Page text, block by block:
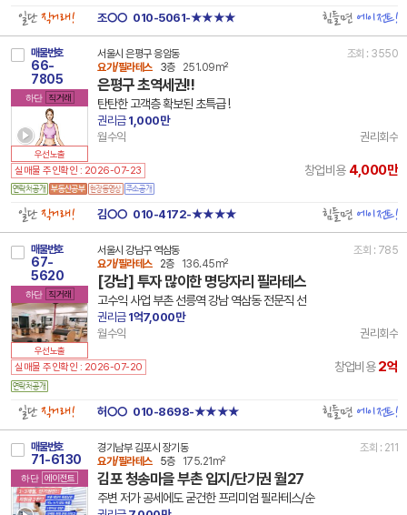
일단직거래! 조○○ 010-5061-★★★★ 힘들면에이전트!
매물번호
66-
7805
하단 직거래
우선노출
서울시 은평구 응암동
조회 : 3550
요가/필라테스
3층 251.09m²
은평구 초역세권!!
탄탄한 고객층 확보된 초특급 !
권리금1,000만
월수익
권리회수
실매물 주인확인 : 2026-07-23 창업비용 4,000만
일단직거래! 김○○ 010-4172-★★★★ 힘들면에이전트!
매물번호
67-
5620
하단 직거래
우선노출
서울시 강남구 역삼동
조회 : 785
요가/필라테스
2층 136.45m²
[강남] 투자 많이한 명당자리 필라테스
고수익 사업 부촌 선릉역 강남 역삼동 전문직 선
권리금1억7,000만
월수익
권리회수
실매물 주인확인 : 2026-07-20 창업비용2억
일단직거래! 허○○ 010-8698-★★★★ 힘들면에이전트!
매물번호
71-6130
하단 에이전트
경기남부 김포시 장기동
조회 : 211
요가/필라테스
5층 175.21m²
김포 청송마을 부촌 입지/단기권 월27
주변 저가 공세에도 굳건한 프리미엄 필라테스/순